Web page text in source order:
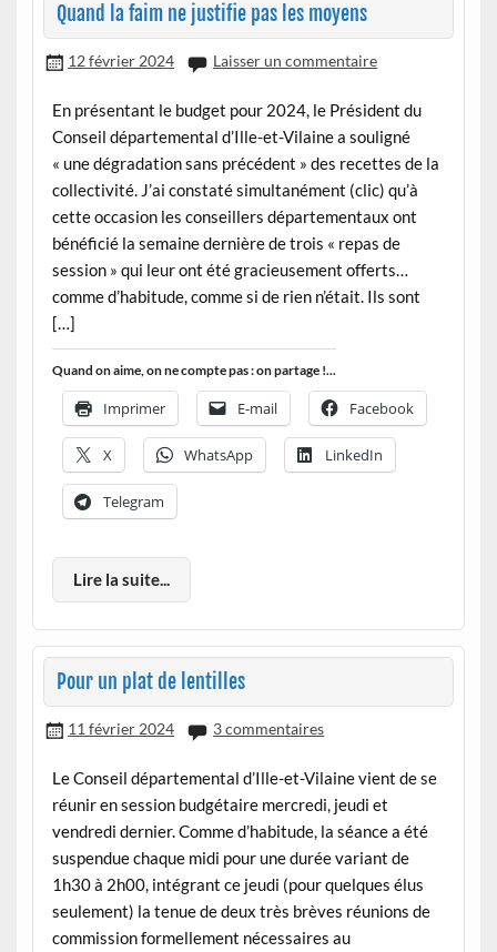
Quand la faim ne justifie pas les moyens
12 février 2024 Laisser un commentaire
En présentant le budget pour 2024, le Président du
Conseil départemental d’Ille-et-Vilaine a souligné
« une dégradation sans précédent » des recettes de la
collectivité. J’ai constaté simultanément (clic) qu’à
cette occasion les conseillers départementaux ont
bénéficié la semaine dernière de trois « repas de
session » qui leur ont été gracieusement offerts…
comme d’habitude, comme si de rien n’était. Ils sont
[…]
Quand on aime, on ne compte pas : on partage !...
Imprimer E-mail Facebook
X WhatsApp LinkedIn
Telegram
Lire la suite...
Pour un plat de lentilles
11 février 2024 3 commentaires
Le Conseil départemental d’Ille-et-Vilaine vient de se
réunir en session budgétaire mercredi, jeudi et
vendredi dernier. Comme d’habitude, la séance a été
suspendue chaque midi pour une durée variant de
1h30 à 2h00, intégrant ce jeudi (pour quelques élus
seulement) la tenue de deux très brèves réunions de
commission formellement nécessaires au